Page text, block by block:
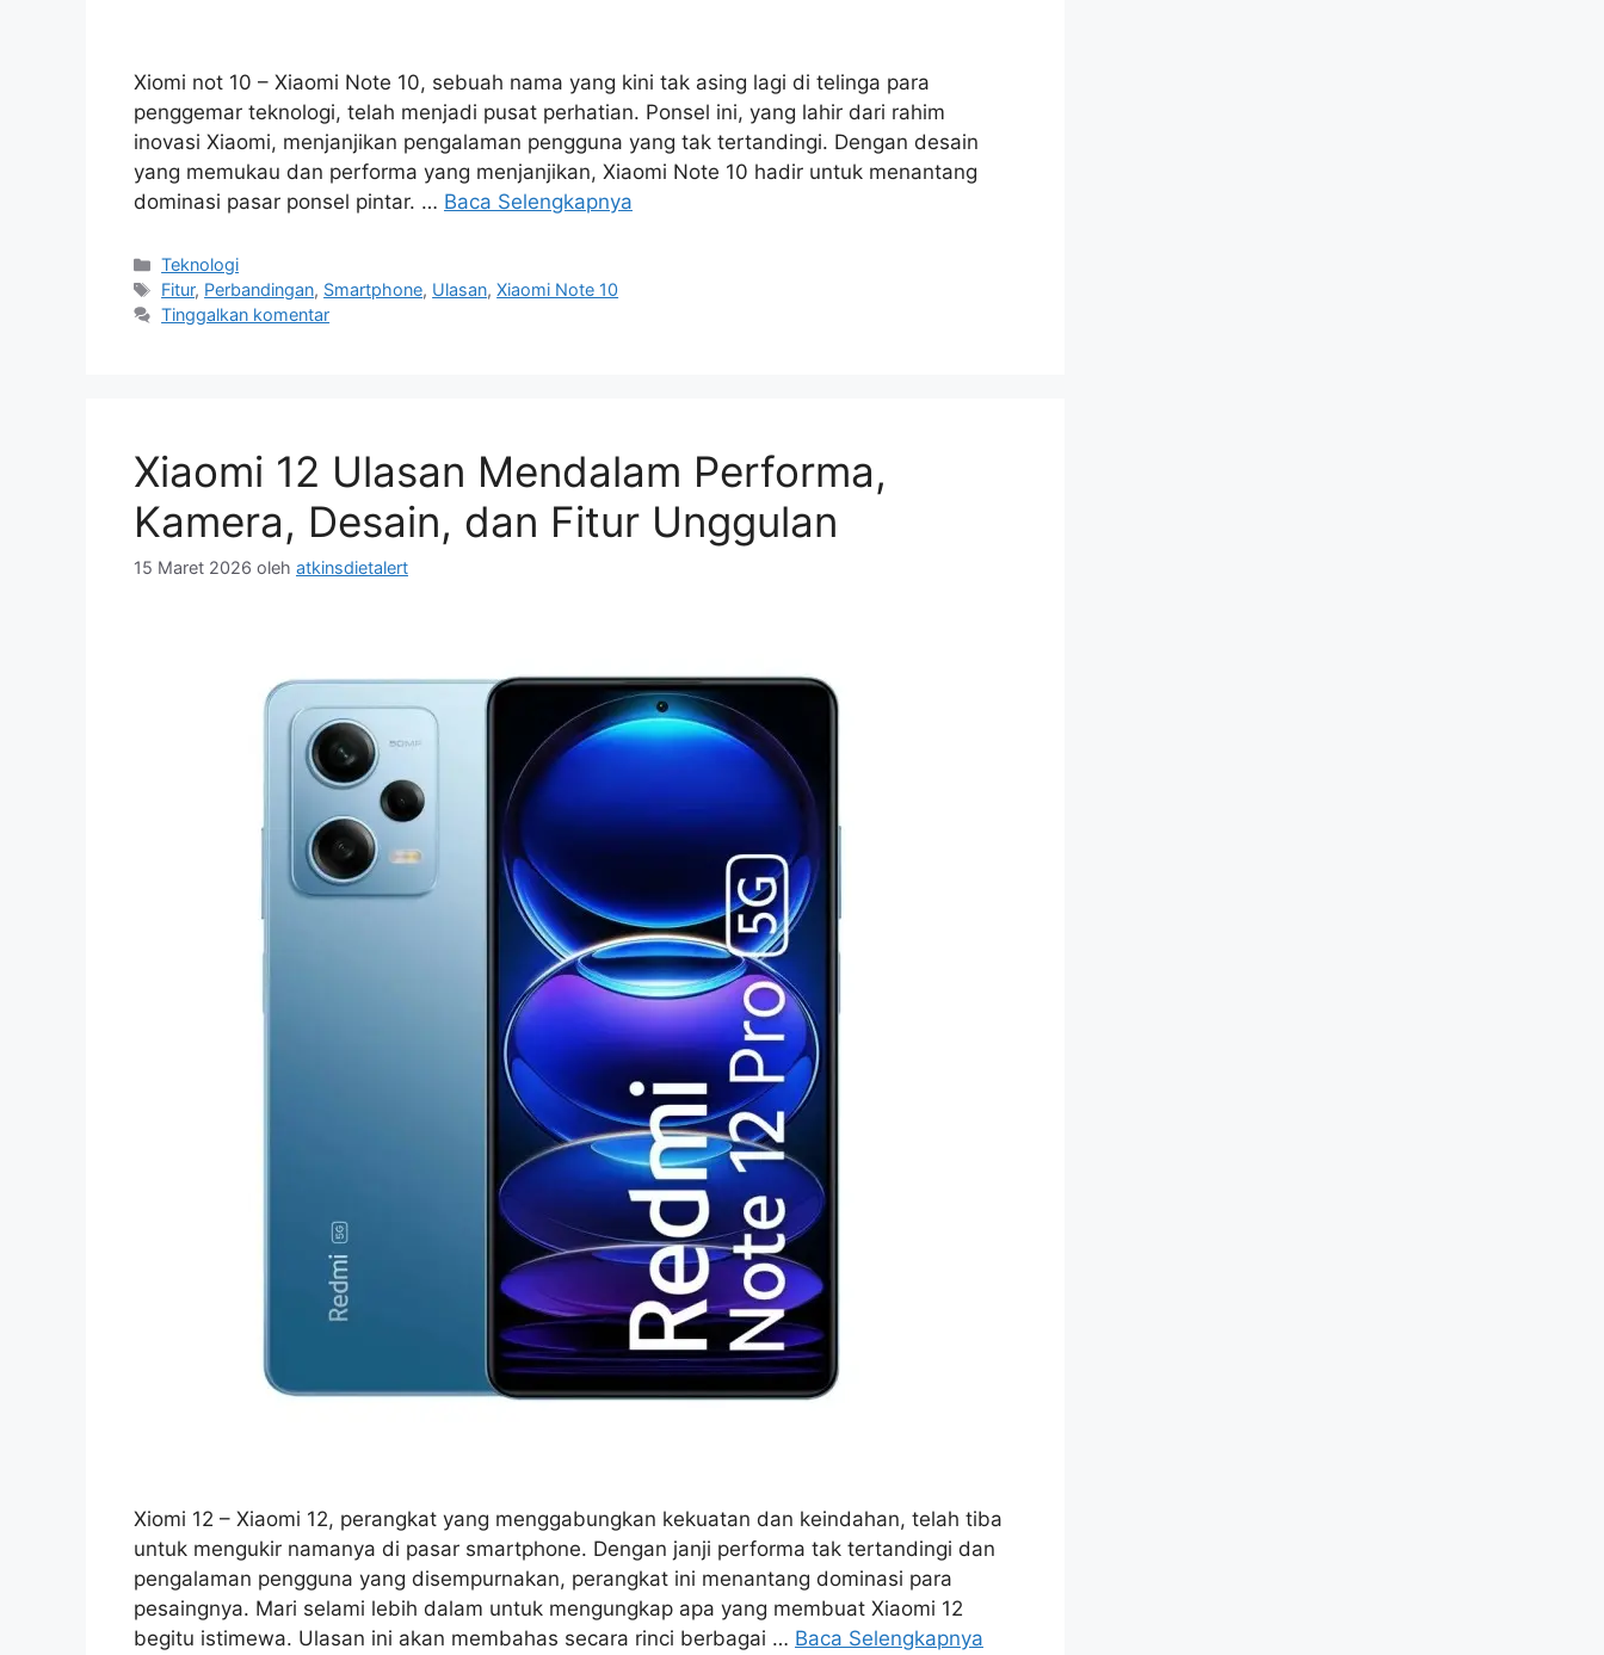
Xiomi not 10 – Xiaomi Note 10, sebuah nama yang kini tak asing lagi di telinga para
penggemar teknologi, telah menjadi pusat perhatian. Ponsel ini, yang lahir dari rahim
inovasi Xiaomi, menjanjikan pengalaman pengguna yang tak tertandingi. Dengan desain
yang memukau dan performa yang menjanjikan, Xiaomi Note 10 hadir untuk menantang
dominasi pasar ponsel pintar. … Baca Selengkapnya
Kategori
Teknologi
Tag
Fitur, Perbandingan, Smartphone, Ulasan,Xiaomi Note 10
Tinggalkan komentar
Xiaomi 12 Ulasan Mendalam Performa,
Kamera, Desain, dan Fitur Unggulan
15 Maret 2026 oleh atkinsdietalert
Xiomi 12 – Xiaomi 12, perangkat yang menggabungkan kekuatan dan keindahan, telah tiba
untuk mengukir namanya di pasar smartphone. Dengan janji performa tak tertandingi dan
pengalaman pengguna yang disempurnakan, perangkat ini menantang dominasi para
pesaingnya. Mari selami lebih dalam untuk mengungkap apa yang membuat Xiaomi 12
begitu istimewa. Ulasan ini akan membahas secara rinci berbagai … Baca Selengkapnya